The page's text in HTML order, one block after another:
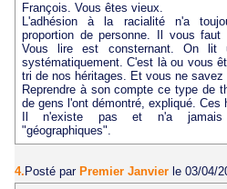
François. Vous êtes vieux.
L'adhésion à la racialité n'a
proportion de personne. Il vous
Vous lire est consternant. On lit
systématiquement. C'est là ou vous
tri de nos héritages. Et vous ne savez
Reprendre à son compte ce type de
de gens l'ont démontré, expliqué.
Il n'existe pas et n'a jamais
"géographiques".
4. Posté par Premier Janvier le 03/04/